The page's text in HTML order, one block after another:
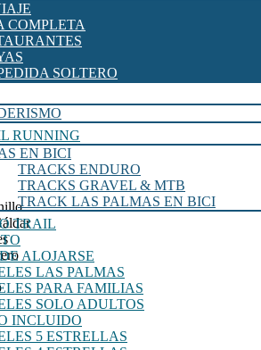
COMPLETA
SOLTERO
RUNNING
EN BICI
TRACKS ENDURO
TRACKS GRAVEL & MTB
TRACK LAS PALMAS EN BICI
TRAIL
ALOJARSE
LAS PALMAS
PARA FAMILIAS
SOLO ADULTOS
INCLUIDO
5 ESTRELLAS